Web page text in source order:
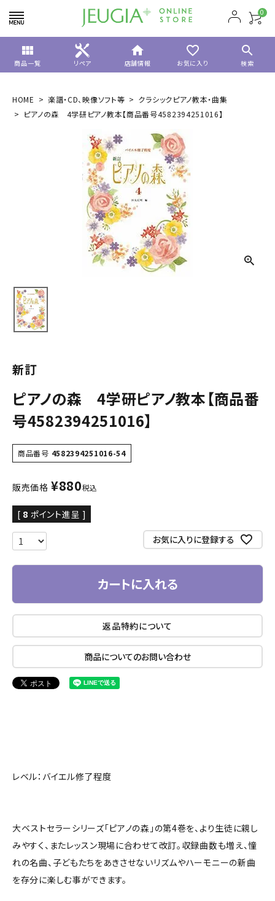
0
view_module
商品一覧 リペア
home
店舗情報
favorite_border
お気に入り
search
検索
HOME 楽譜・CD、映像ソフト等
クラシックピアノ教本・曲集
ピアノの森 4学研ピアノ教本【商品番号4582394251016】
新訂
ピアノの森 4学研ピアノ教本【商品番
号4582394251016】
商品番号 4582394251016-54
販売価格 ¥880税込
[ 8 ポイント進呈 ]
お気に入りに登録する
カートに入れる
返品特約について
商品についてのお問い合わせ
レベル：バイエル修了程度
大ベストセラーシリーズ「ピアノの森」の第4巻を、より生徒に親し
みやすく、またレッスン現場に合わせて改訂。収録曲数も増え、憧
れの名曲、子どもたちをあきさせないリズムやハーモニーの新曲
を存分に楽しむ事ができます。